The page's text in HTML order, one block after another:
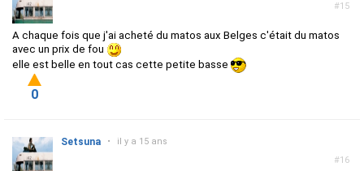
#15
A chaque fois que j'ai acheté du matos aux Belges c'était du matos
avec un prix de fou
elle est belle en tout cas cette petite basse
0
#16
Setsuna • il y a 15 ans